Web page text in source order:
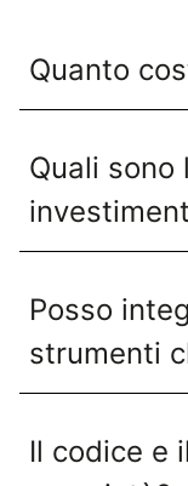
Quanto
Quali sono
Posso
strumenti
Il codice e